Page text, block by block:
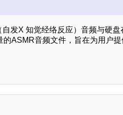
发X 知觉经络反应）音频与硬盘
ASMR音频文件，旨在为用户